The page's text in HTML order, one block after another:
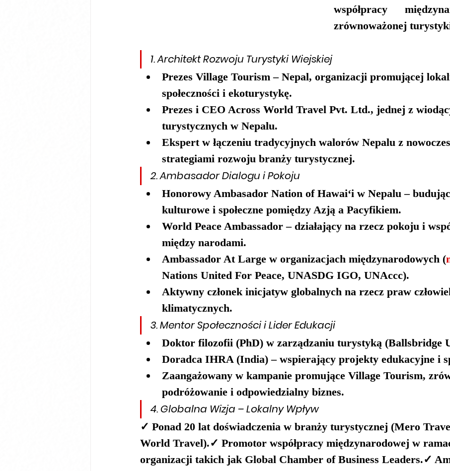
współpracy
zrównoważonej
1. Architekt Rozwoju Turystyki Wiejskiej
Prezes Village Tourism – Nepal, organizacji promującej
społeczności i ekoturystykę.
Prezes i CEO Across World Travel Pvt. Ltd., jednej z
turystycznych w Nepalu.
Ekspert w łączeniu tradycyjnych walorów Nepalu z
strategiami rozwoju branży turystycznej.
2. Ambasador Dialogu i Pokoju
Honorowy Ambasador Nation of Hawai‘i w Nepalu –
kulturowe i społeczne pomiędzy Azją a Pacyfikiem.
World Peace Ambassador – działający na rzecz pokoju i
między narodami.
Ambassador At Large w organizacjach międzynarodowych (
Nations United For Peace, UNASDG IGO, UNAccc).
Aktywny członek inicjatyw globalnych na rzecz praw
klimatycznych.
3. Mentor Społeczności i Lider Edukacji
Doktor filozofii (PhD) w zarządzaniu turystyką (Ballsbridge
Doradca IHRA (India) – wspierający projekty edukacyjne i
Zaangażowany w kampanie promujące Village Tourism,
podróżowanie i odpowiedzialny biznes.
4. Globalna Wizja – Lokalny Wpływ
✓ Ponad 20 lat doświadczenia w branży turystycznej (Mero
World Travel).✓ Promotor współpracy międzynarodowej w
organizacji takich jak Global Chamber of Business Leaders.✓